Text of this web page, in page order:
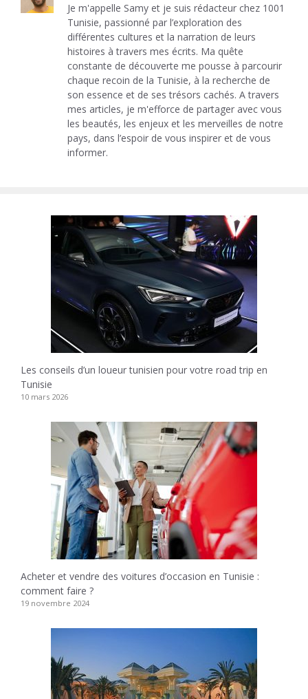
Je m'appelle Samy et je suis rédacteur chez 1001
Tunisie, passionné par l’exploration des
différentes cultures et la narration de leurs
histoires à travers mes écrits. Ma quête
constante de découverte me pousse à parcourir
chaque recoin de la Tunisie, à la recherche de
son essence et de ses trésors cachés. A travers
mes articles, je m'efforce de partager avec vous
les beautés, les enjeux et les merveilles de notre
pays, dans l’espoir de vous inspirer et de vous
informer.
Les conseils d’un loueur tunisien pour votre road trip en
Tunisie
10 mars 2026
Acheter et vendre des voitures d’occasion en Tunisie :
comment faire ?
19 novembre 2024